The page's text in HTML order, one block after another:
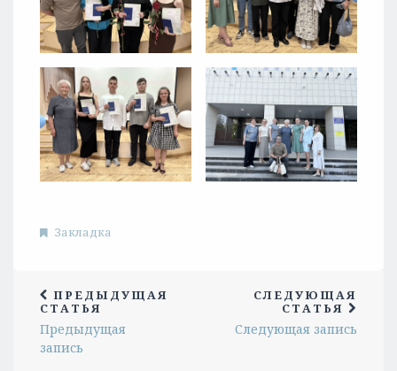
Закладка
ПРЕДЫДУЩАЯ
СТАТЬЯ
Предыдущая
запись
СЛЕДУЮЩАЯ
СТАТЬЯ
Следующая запись